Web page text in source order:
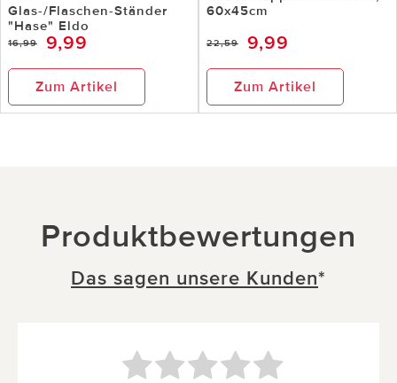
Glas-/Flaschen-Ständer
"Hase" Eldo
16,99 9,99
Zum Artikel
60x45cm
22,59 9,99
Zum Artikel
Produktbewertungen
Das sagen unsere Kunden*